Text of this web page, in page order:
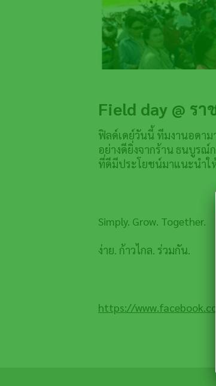
Field day @ รา
ฟิลด์เดย์วันนี้ ทีมงานอดาม
อย่างดียิ่งจากร้าน ธนบูรณ์
ที่ดีมีประโยชน์มาแนะนำ
Simply. Grow. Together.
ง่าย. ก้าวไกล. ร่วมกัน.
https://